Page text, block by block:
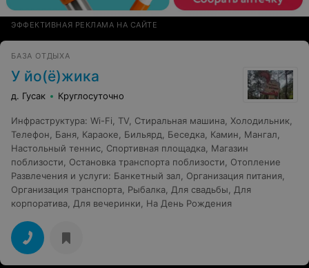
ЭФФЕКТИВНАЯ РЕКЛАМА НА САЙТЕ
БАЗА ОТДЫХА
У йо(ё)жика
д. Гусак Круглосуточно
Инфраструктура: Wi-Fi, TV, Стиральная машина, Холодильник,
Телефон, Баня, Караоке, Бильярд, Беседка, Камин, Мангал,
Настольный теннис, Спортивная площадка, Магазин
поблизости, Остановка транспорта поблизости, Отопление
Развлечения и услуги: Банкетный зал, Организация питания,
Организация транспорта, Рыбалка, Для свадьбы, Для
корпоратива, Для вечеринки, На День Рождения